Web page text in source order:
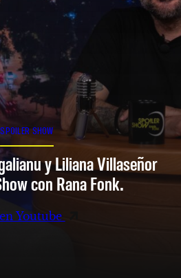
SPOILER SHOW
y Liliana Villaseñor
con Rana Fonk.
Youtube